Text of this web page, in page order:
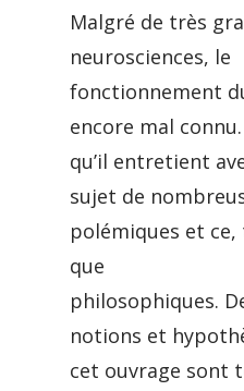
Malgré de très
neurosciences, le
fonctionnement
encore mal
qu’il entretient
sujet de
polémiques et
que
philosophiques.
notions et
cet ouvrage sont